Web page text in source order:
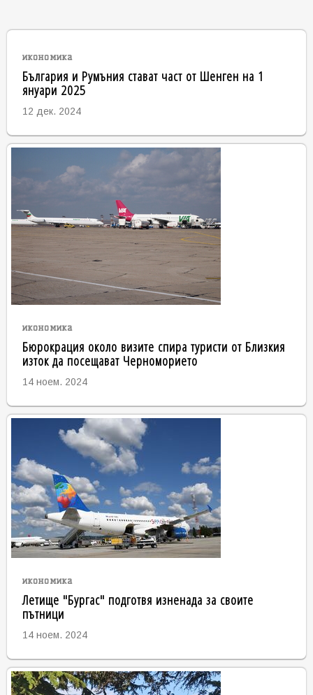
икономика
България и Румъния стават част от Шенген на 1
януари 2025
12 дек. 2024
икономика
Бюрокрация около визите спира туристи от Близкия
изток да посещават Черноморието
14 ноем. 2024
икономика
Летище "Бургас" подготвя изненада за своите
пътници
14 ноем. 2024